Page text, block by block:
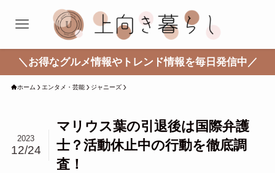
＼お得なグルメ情報やトレンド情報を毎日発信中／
ホーム エンタメ・芸能 ジャニーズ
マリウス葉の引退後は国際弁護
士？活動休止中の行動を徹底調
査！
2023
12/24